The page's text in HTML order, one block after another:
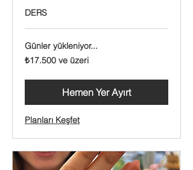
DERS
Günler yükleniyor...
₺17.500
Türk
ve
₺17.500 ve üzeri
Hemen Yer Ayırt
Planları Keşfet